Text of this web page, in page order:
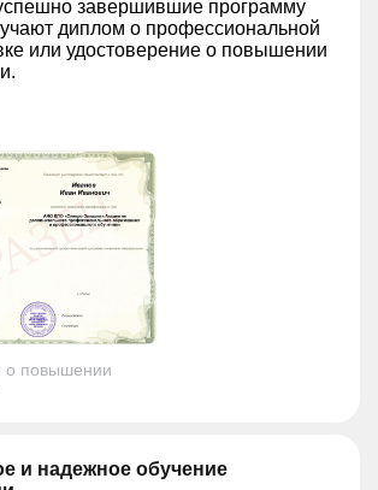
завершившие программу
диплом о профессиональной
или удостоверение о повышении
о повышении
и надежное обучение